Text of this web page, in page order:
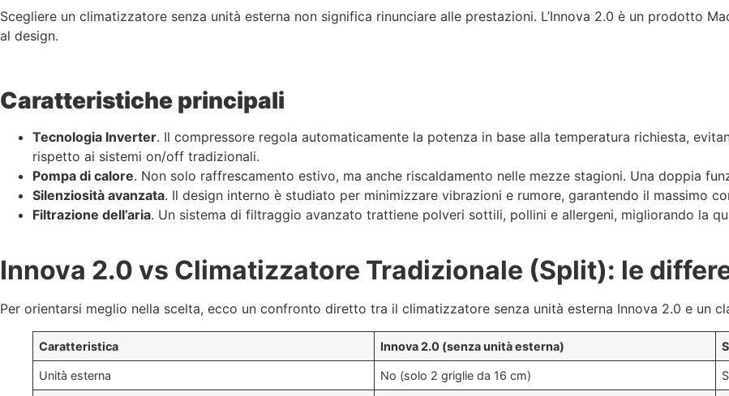
Scegliere un climatizzatore senza unità esterna non significa rinunciare alle prestazioni. L’Innova 2.0 è un prodotto
al design.
Caratteristiche principali
Tecnologia Inverter. Il compressore regola automaticamente la potenza in base alla temperatura richiesta,
rispetto ai sistemi on/off tradizionali.
Pompa di calore. Non solo raffrescamento estivo, ma anche riscaldamento nelle mezze stagioni. Una doppia
Silenziosità avanzata. Il design interno è studiato per minimizzare vibrazioni e rumore, garantendo il massimo
Filtrazione dell’aria. Un sistema di filtraggio avanzato trattiene polveri sottili, pollini e allergeni, migliorando la
Innova 2.0 vs Climatizzatore Tradizionale (Split): le
Per orientarsi meglio nella scelta, ecco un confronto diretto tra il climatizzatore senza unità esterna Innova 2.0 e un
Caratteristica Innova 2.0 (senza unità esterna)
Unità esterna No (solo 2 griglie da 16 cm)